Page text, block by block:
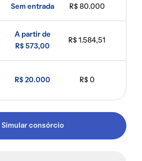
Sem entrada R$ 80.000
A partir de
R$ 573,00
R$ 1.584,51
R$ 20.000 R$ 0
Simular consórcio